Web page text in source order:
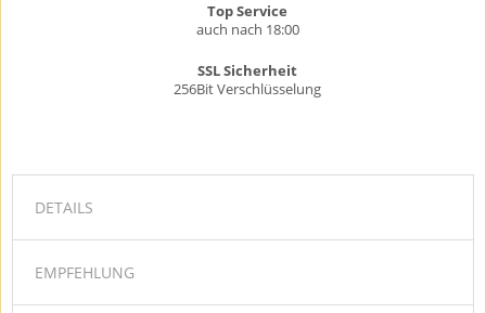
Top Service
auch nach 18:00
SSL Sicherheit
256Bit Verschlüsselung
DETAILS
EMPFEHLUNG